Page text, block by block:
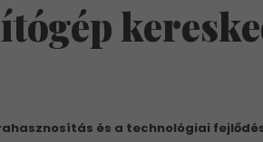
és a technológiai